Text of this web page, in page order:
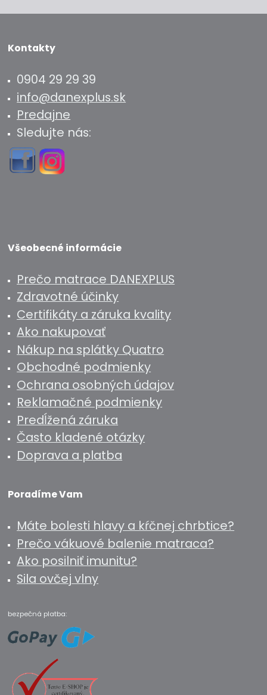
Kontakty
0904 29 29 39
info@danexplus.sk
Predajne
Sledujte nás:
Všeobecné informácie
Prečo matrace DANEXPLUS
Zdravotné účinky
Certifikáty a záruka kvality
Ako nakupovať
Nákup na splátky Quatro
Obchodné podmienky
Ochrana osobných údajov
Reklamačné podmienky
Predĺžená záruka
Často kladené otázky
Doprava a platba
Poradíme Vam
Máte bolesti hlavy a kŕčnej chrbtice?
Prečo vákuové balenie matraca?
Ako posilniť imunitu?
Sila ovčej vlny
bezpečná platba: